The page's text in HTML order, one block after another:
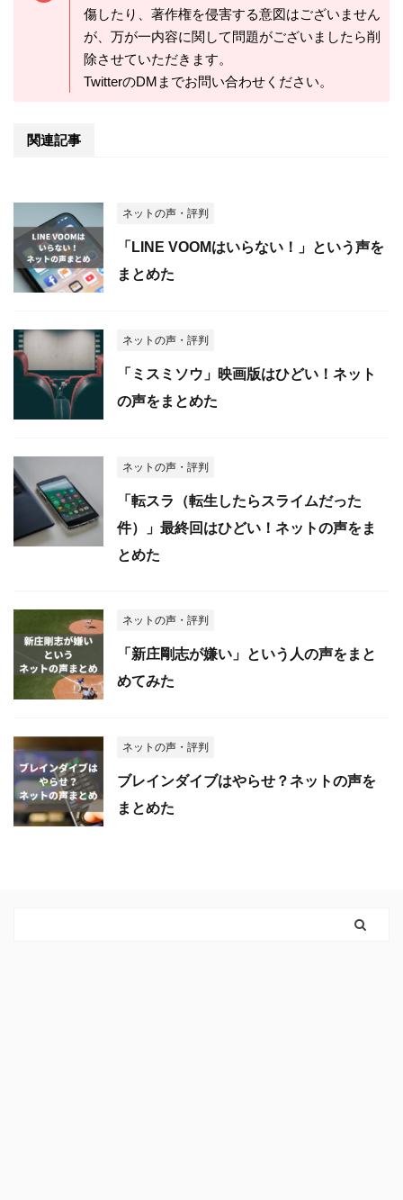
傷したり、著作権を侵害する意図はございません
が、万が一内容に関して問題がございましたら削
除させていただきます。
TwitterのDMまでお問い合わせください。
関連記事
ネットの声・評判
「LINE VOOMはいらない！」という声を
まとめた
ネットの声・評判
「ミスミソウ」映画版はひどい！ネット
の声をまとめた
ネットの声・評判
「転スラ（転生したらスライムだった
件）」最終回はひどい！ネットの声をま
とめた
ネットの声・評判
「新庄剛志が嫌い」という人の声をまと
めてみた
ネットの声・評判
ブレインダイブはやらせ？ネットの声を
まとめた